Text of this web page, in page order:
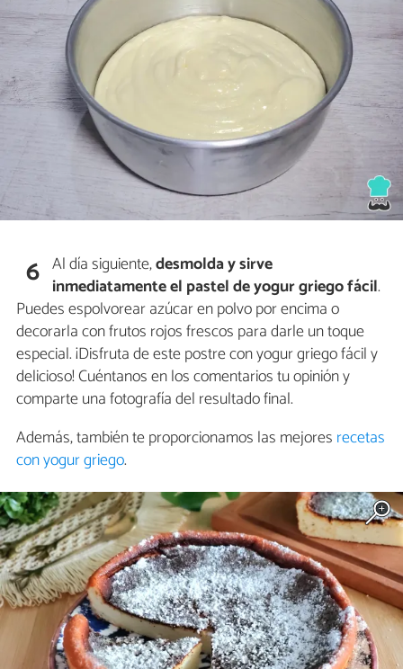
6 Al día siguiente,desmolda y sirve
inmediatamente el pastelde yogur griego fácil.
Puedes espolvorear azúcar en polvo por encima o
decorarla con frutos rojos frescos para darle un toque
especial. ¡Disfruta de este postre con yogur griego fácil y
delicioso! Cuéntanos en los comentarios tu opinión y
comparte una fotografía del resultado final.
Además, también te proporcionamos las mejores recetas
con yogur griego.